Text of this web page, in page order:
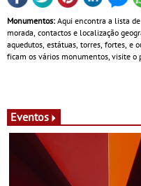
Monumentos: Aqui encontra a lista
morada, contactos e localização
aquedutos, estátuas, torres, fortes, e
ficam os vários monumentos, visite
Eventos